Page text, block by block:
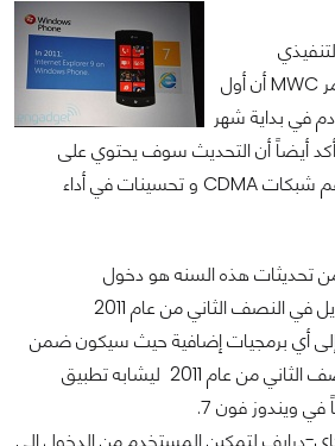
لمايكروسوفت خلال مؤتمر MWC أن أول
للويندوز فون 7 قادم في بداية شهر
وأكد أيضاً أن التحديث سوف يحتوي على
خاصية النسخ واللصق, دعم شبكات CDMA و تحسينات في أداء
تحديثات هذه السنه هو دخول
إلى أي برمجيات إضافية حيث سيكون ضمن
الـ people hub في النصف الثاني من عام 2011 ليشابه تطبيق
ويندوز فون 7.